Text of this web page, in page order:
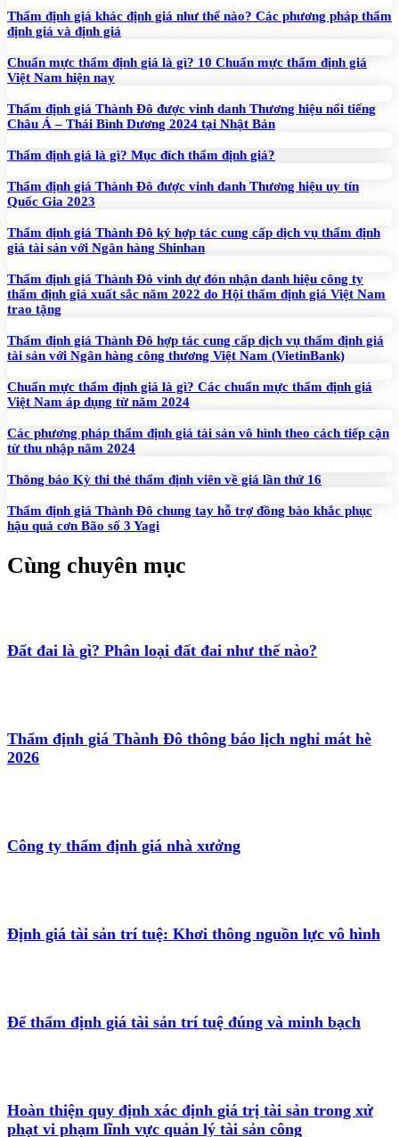
Thẩm định giá khác định giá như thế nào? Các phương pháp thẩm
định giá và định giá
Chuẩn mực thẩm định giá là gì? 10 Chuẩn mực thẩm định giá
Việt Nam hiện nay
Thẩm định giá Thành Đô được vinh danh Thương hiệu nổi tiếng
Châu Á – Thái Bình Dương 2024 tại Nhật Bản
Thẩm định giá là gì? Mục đích thẩm định giá?
Thẩm định giá Thành Đô được vinh danh Thương hiệu uy tín
Quốc Gia 2023
Thẩm định giá Thành Đô ký hợp tác cung cấp dịch vụ thẩm định
giá tài sản với Ngân hàng Shinhan
Thẩm định giá Thành Đô vinh dự đón nhận danh hiệu công ty
thẩm định giá xuất sắc năm 2022 do Hội thẩm định giá Việt Nam
trao tặng
Thẩm định giá Thành Đô hợp tác cung cấp dịch vụ thẩm định giá
tài sản với Ngân hàng công thương Việt Nam (VietinBank)
Chuẩn mực thẩm định giá là gì? Các chuẩn mực thẩm định giá
Việt Nam áp dụng từ năm 2024
Các phương pháp thẩm định giá tài sản vô hình theo cách tiếp cận
từ thu nhập năm 2024
Thông báo Kỳ thi thẻ thẩm định viên về giá lần thứ 16
Thẩm định giá Thành Đô chung tay hỗ trợ đồng bào khắc phục
hậu quả cơn Bão số 3 Yagi
Cùng chuyên mục
Đất đai là gì? Phân loại đất đai như thế nào?
Thẩm định giá Thành Đô thông báo lịch nghỉ mát hè
2026
Công ty thẩm định giá nhà xưởng
Định giá tài sản trí tuệ: Khơi thông nguồn lực vô hình
Để thẩm định giá tài sản trí tuệ đúng và minh bạch
Hoàn thiện quy định xác định giá trị tài sản trong xử
phạt vi phạm lĩnh vực quản lý tài sản công